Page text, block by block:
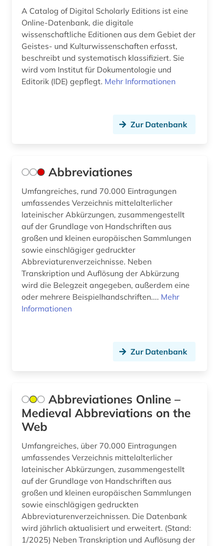
british academy (1)
bruno (1)
buchgeschichte (1)
buddha (1)
buddhismus (3)
carl immanuel [bearb.] (1)
charles (1)
charles (1809-1882) (1)
charles sanders (1)
chemie (8)
china (3)
christentum (5)
christliche ethik (1)
darwin (1)
biologe; geologe (1)
david (1)
debatte (1)
demographie (1)
der untergang des abendlandes (1)
descartes (3)
desiderius erasmus (1)
A Catalog of Digital Scholarly Editions ist eine
Online-Datenbank, die digitale
wissenschaftliche Editionen aus dem Gebiet der
Geistes- und Kulturwissenschaften erfasst,
beschreibt und systematisch klassifiziert. Sie
wird vom Institut für Dokumentologie und
Editorik (IDE) gepflegt. Mehr Informationen
Zur Datenbank
Abbreviationes
Umfangreiches, rund 70.000 Eintragungen
umfassendes Verzeichnis mittelalterlicher
lateinischer Abkürzungen, zusammengestellt
auf der Grundlage von Handschriften aus
großen und kleinen europäischen Sammlungen
sowie einschlägiger gedruckter
Abbreviaturenverzeichnisse. Neben
Transkription und Auflösung der Abkürzung
wird die Belegzeit angegeben, außerdem eine
oder mehrere Beispielhandschriften.... Mehr
Informationen
Zur Datenbank
Abbreviationes Online –
Medieval Abbreviations on the
Web
Umfangreiches, über 70.000 Eintragungen
umfassendes Verzeichnis mittelalterlicher
lateinischer Abkürzungen, zusammengestellt
auf der Grundlage von Handschriften aus
großen und kleinen europäischen Sammlungen
sowie einschlägigen gedruckten
Abbreviaturenverzeichnissen. Die Datenbank
wird jährlich aktualisiert und erweitert. (Stand:
1/2025) Neben Transkription und Auflösung der